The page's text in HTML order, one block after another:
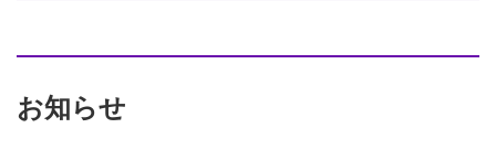
お知らせ